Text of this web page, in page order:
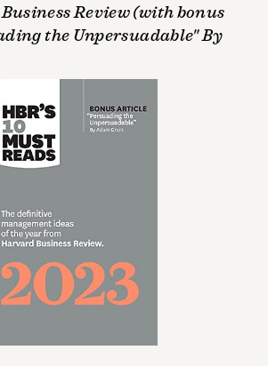
Review (with bonus
the Unpersuadable" By